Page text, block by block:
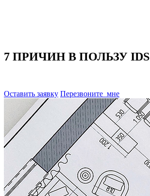
7 ПРИЧИН В ПОЛЬЗУ IDS
Оставить заявку Перезвоните мне